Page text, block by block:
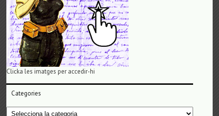
Clicka les imatges per accedir-hi
Categories
Categories